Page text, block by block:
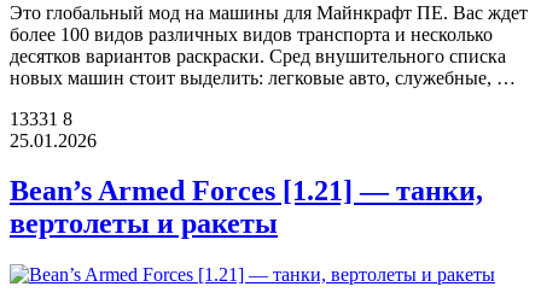
Это глобальный мод на машины для Майнкрафт ПЕ. Вас ждет
более 100 видов различных видов транспорта и несколько
десятков вариантов раскраски. Сред внушительного списка
новых машин стоит выделить: легковые авто, служебные, …
13331 8
25.01.2026
Bean’s Armed Forces [1.21] — танки,
вертолеты и ракеты